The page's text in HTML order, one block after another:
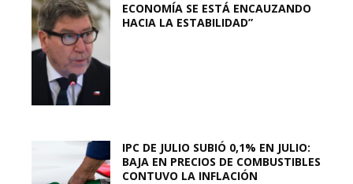
ECONOMÍA SE ESTÁ ENCAUZANDO
HACIA LA ESTABILIDAD”
IPC DE JULIO SUBIÓ 0,1% EN JULIO:
BAJA EN PRECIOS DE COMBUSTIBLES
CONTUVO LA INFLACIÓN